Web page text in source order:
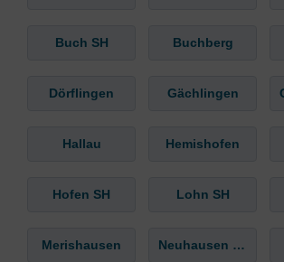
Buch SH Buchberg
Dörflingen Gächlingen
Hallau Hemishofen
Hofen SH Lohn SH
Merishausen Neuhausen am Rheinfall